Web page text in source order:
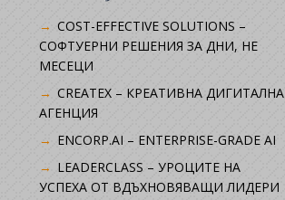
COST-EFFECTIVE SOLUTIONS –
СОФТУЕРНИ РЕШЕНИЯ ЗА ДНИ, НЕ
МЕСЕЦИ
CREATEX – КРЕАТИВНА ДИГИТАЛНА
АГЕНЦИЯ
ENCORP.AI – ENTERPRISE-GRADE AI
LEADERCLASS – УРОЦИТЕ НА
УСПЕХА ОТ ВДЪХНОВЯВАЩИ ЛИДЕРИ